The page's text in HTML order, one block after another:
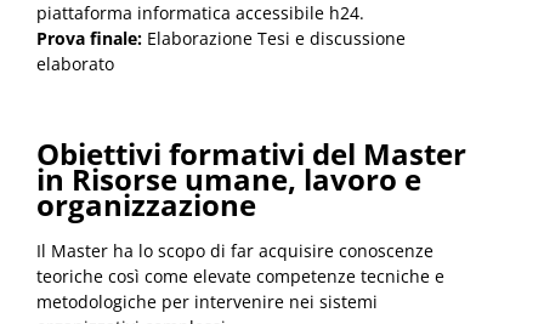
piattaforma informatica accessibile h24.
Prova finale: Elaborazione Tesi e discussione
elaborato
Obiettivi formativi del Master
in Risorse umane, lavoro e
organizzazione
Il Master ha lo scopo di far acquisire conoscenze
teoriche così come elevate competenze tecniche e
metodologiche per intervenire nei sistemi